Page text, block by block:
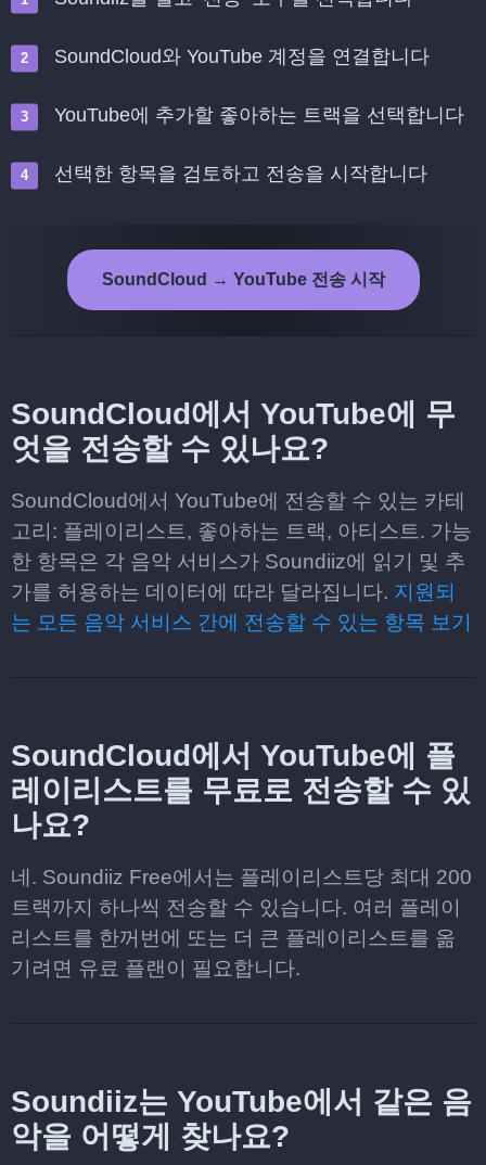
SoundCloud와 YouTube 계정을 연결합니다
YouTube에 추가할 좋아하는 트랙을 선택합니다
선택한 항목을 검토하고 전송을 시작합니다
SoundCloud → YouTube 전송 시작
SoundCloud에서 YouTube에 무
엇을 전송할 수 있나요?
SoundCloud에서 YouTube에 전송할 수 있는 카테
고리: 플레이리스트, 좋아하는 트랙, 아티스트. 가능
한 항목은 각 음악 서비스가 Soundiiz에 읽기 및 추
가를 허용하는 데이터에 따라 달라집니다. 지원되
는 모든 음악 서비스 간에 전송할 수 있는 항목 보기
SoundCloud에서 YouTube에 플
레이리스트를 무료로 전송할 수 있
나요?
네. Soundiiz Free에서는 플레이리스트당 최대 200
트랙까지 하나씩 전송할 수 있습니다. 여러 플레이
리스트를 한꺼번에 또는 더 큰 플레이리스트를 옮
기려면 유료 플랜이 필요합니다.
Soundiiz는 YouTube에서 같은 음
악을 어떻게 찾나요?